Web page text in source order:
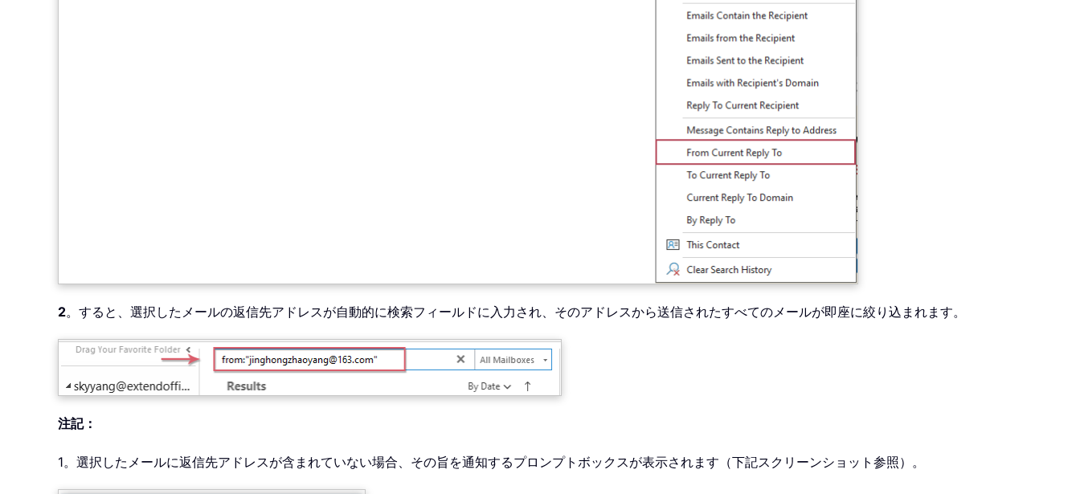
2。すると、選択したメールの返信先アドレスが自動的に検索フィールドに入力され、そのアドレスから送信されたすべてのメールが即座に絞り込まれます。
注記：
1。選択したメールに返信先アドレスが含まれていない場合、その旨を通知するプロンプトボックスが表示されます（下記スクリーンショット参照）。